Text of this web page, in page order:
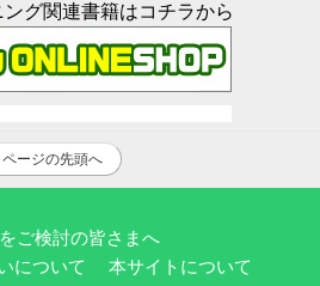
グ関連書籍はコチラから
ページの先頭へ
ご検討の皆さまへ
について
本サイトについて